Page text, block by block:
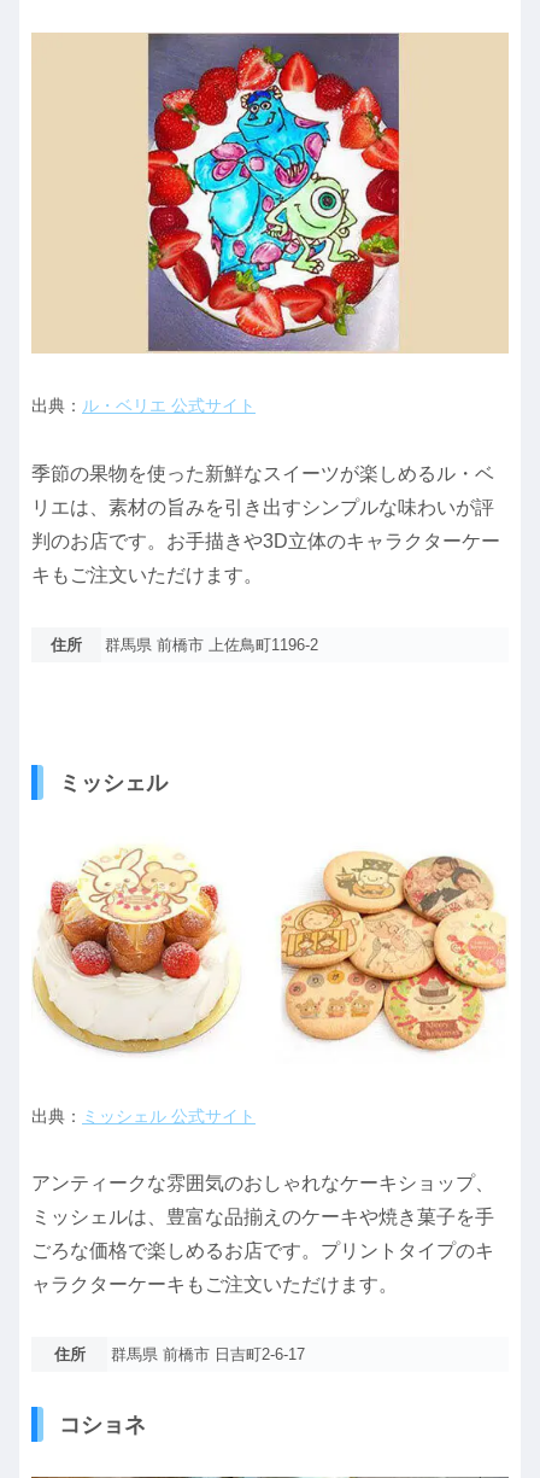
出典： ル・ベリエ 公式サイト
季節の果物を使った新鮮なスイーツが楽しめるル・ベ
リエは、素材の旨みを引き出すシンプルな味わいが評
判のお店です。お手描きや3D立体のキャラクターケー
キもご注文いただけます。
住所 群馬県 前橋市 上佐鳥町1196-2
ミッシェル
出典： ミッシェル 公式サイト
アンティークな雰囲気のおしゃれなケーキショップ、
ミッシェルは、豊富な品揃えのケーキや焼き菓子を手
ごろな価格で楽しめるお店です。プリントタイプのキ
ャラクターケーキもご注文いただけます。
住所 群馬県 前橋市 日吉町2-6-17
コショネ